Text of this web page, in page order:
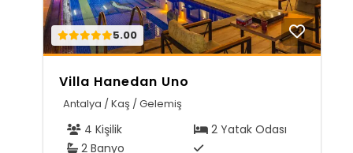
5.00
Villa Hanedan Uno
Antalya / Kaş / Gelemiş
4 Kişilik
2 Yatak Odası
2 Banyo